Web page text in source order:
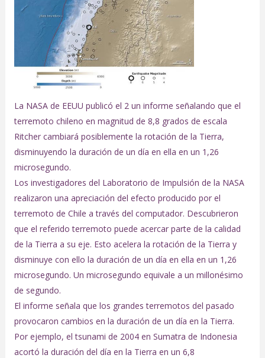
La NASA de EEUU publicó el 2 un informe señalando que el
terremoto chileno en magnitud de 8,8 grados de escala
Ritcher cambiará posiblemente la rotación de la Tierra,
disminuyendo la duración de un día en ella en un 1,26
microsegundo.
Los investigadores del Laboratorio de Impulsión de la NASA
realizaron una apreciación del efecto producido por el
terremoto de Chile a través del computador. Descubrieron
que el referido terremoto puede acercar parte de la calidad
de la Tierra a su eje. Esto acelera la rotación de la Tierra y
disminuye con ello la duración de un día en ella en un 1,26
microsegundo. Un microsegundo equivale a un millonésimo
de segundo.
El informe señala que los grandes terremotos del pasado
provocaron cambios en la duración de un día en la Tierra.
Por ejemplo, el tsunami de 2004 en Sumatra de Indonesia
acortó la duración del día en la Tierra en un 6,8